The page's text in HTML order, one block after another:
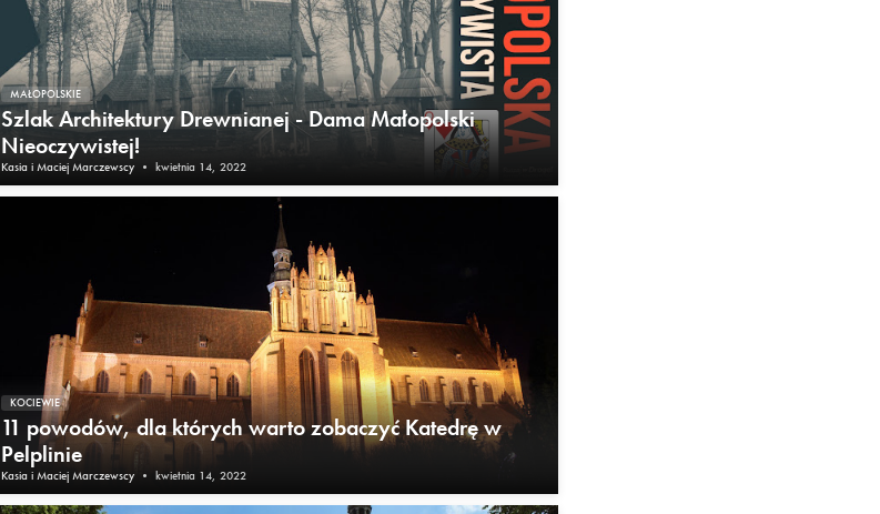
MAŁOPOLSKIE
Szlak Architektury Drewnianej - Dama Małopolski
Nieoczywistej!
Kasia i Maciej Marczewscy • kwietnia 14, 2022
KOCIEWIE
11 powodów, dla których warto zobaczyć Katedrę w
Pelplinie
Kasia i Maciej Marczewscy • kwietnia 14, 2022